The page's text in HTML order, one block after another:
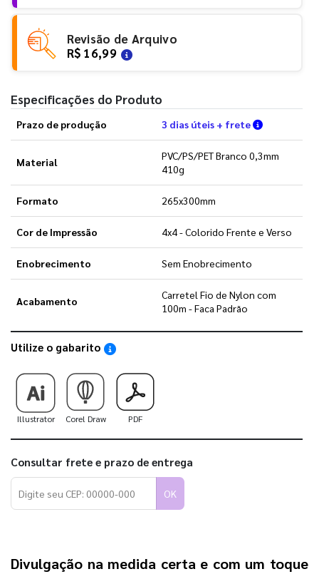
Revisão de Arquivo
R$ 16,99
Especificações do Produto
Prazo de produção 3 dias úteis + frete Verifique
Material
PVC/PS/PET Branco 0,3mm
410g
Formato 265x300mm
Cor de Impressão 4x4 - Colorido Frente e Verso
Enobrecimento Sem Enobrecimento
Acabamento
Carretel Fio de Nylon com
100m - Faca Padrão
Utilize o gabarito Saiba como utilizar os nossos gabaritos
Illustrator Corel Draw PDF
Consultar frete e prazo de entrega
OK
Divulgação na medida certa e com um toque